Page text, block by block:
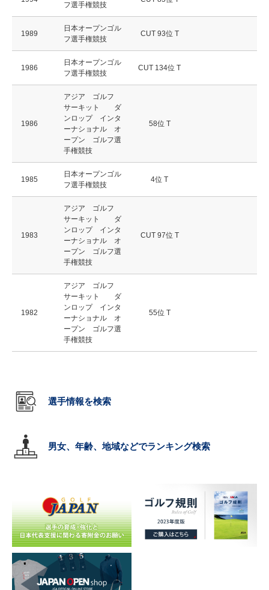
フ選手権競技
1989
日本オープンゴル
フ選手権競技
CUT 93位 T
1986
日本オープンゴル
フ選手権競技
CUT 134位 T
1986
アジア ゴルフ
サーキット ダ
ンロップ インタ
ーナショナル オ
ープン ゴルフ選
手権競技
58位 T
1985
日本オープンゴル
フ選手権競技
4位 T
1983
アジア ゴルフ
サーキット ダ
ンロップ インタ
ーナショナル オ
ープン ゴルフ選
手権競技
CUT 97位 T
1982
アジア ゴルフ
サーキット ダ
ンロップ インタ
ーナショナル オ
ープン ゴルフ選
手権競技
55位 T
選手情報を検索
男女、年齢、地域などでランキング検索